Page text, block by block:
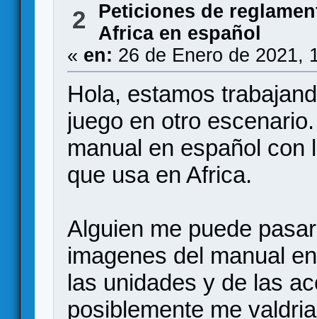
2
Peticiones de
Africa en español
« en: 26 de Enero de 2021,
Hola, estamos
juego en otro
manual en español con
que usa en Africa.
Alguien me puede
imagenes del manual
las unidades y de las
posiblemente me